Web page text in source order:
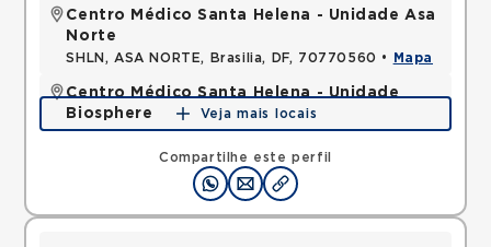
Compartilhe este perfil
Centro Médico Santa Helena - Unidade Asa
Norte
SHLN, ASA NORTE, Brasilia, DF, 70770560 • Mapa
Centro Médico Santa Helena - Unidade
Biosphere
SHLN, ASA NORTE, Brasilia, DF, 70770560 •Mapa
Veja mais locais